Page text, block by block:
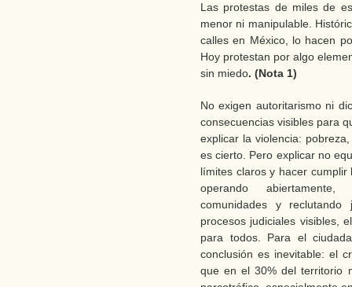
Las protestas de miles de
menor ni manipulable.
calles en México, lo hacen
Hoy protestan por algo
sin miedo. (Nota 1)
No exigen autoritarismo ni
consecuencias visibles para
explicar la violencia:
es cierto. Pero explicar no
límites claros y hacer
operando abiertamente,
comunidades y
procesos judiciales visibles,
para todos. Para el
conclusión es inevitable: el
que en el 30% del territorio